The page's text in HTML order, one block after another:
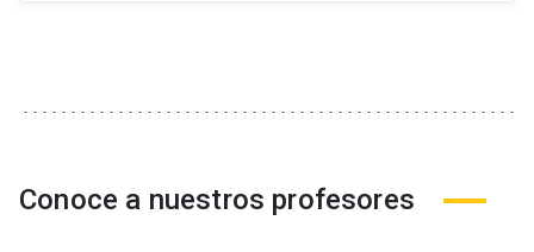
Conoce a nuestros profesores